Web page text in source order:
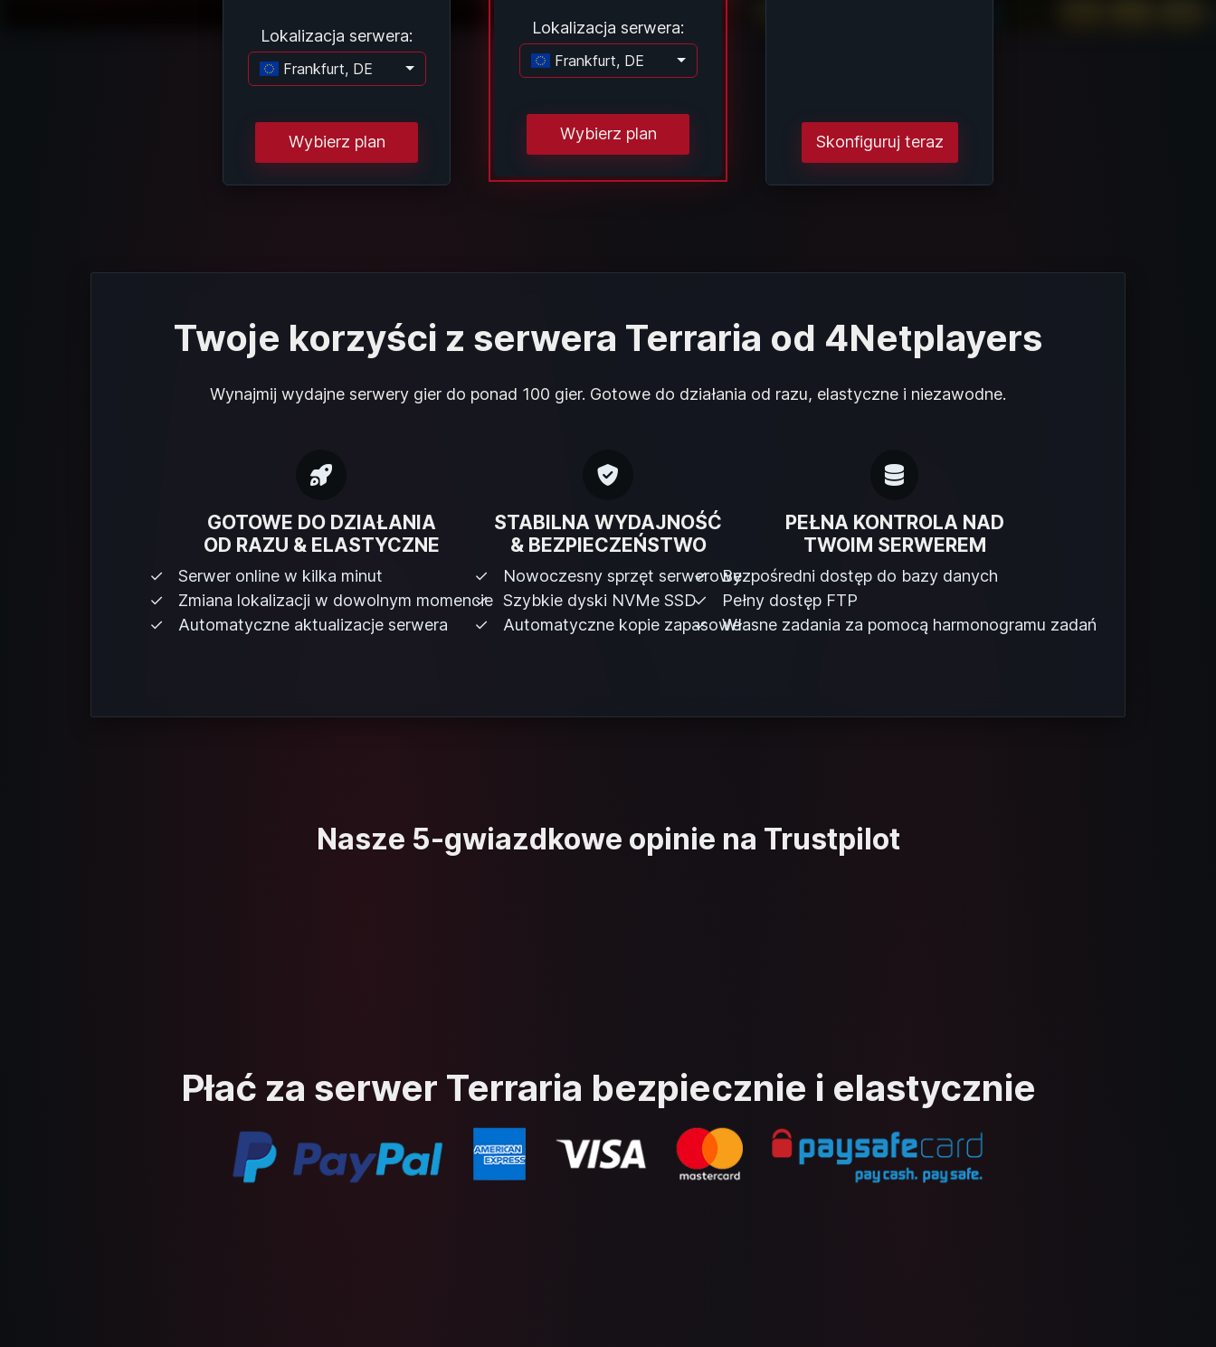
Lokalizacja serwera:
Frankfurt, DE
Ładowanie...
Wybierz plan
Lokalizacja serwera:
Frankfurt, DE
Ładowanie...
Wybierz plan Skonfiguruj teraz
Twoje korzyści z serwera Terraria od 4Netplayers
Wynajmij wydajne serwery gier do ponad 100 gier. Gotowe do działania od razu, elastyczne i niezawodne.
GOTOWE DO DZIAŁANIA
OD RAZU & ELASTYCZNE
Serwer online w kilka minut
Zmiana lokalizacji w dowolnym momencie
Automatyczne aktualizacje serwera
STABILNA WYDAJNOŚĆ
& BEZPIECZEŃSTWO
Nowoczesny sprzęt serwerowy
Szybkie dyski NVMe SSD
Automatyczne kopie zapasowe
PEŁNA KONTROLA NAD
TWOIM SERWEREM
Bezpośredni dostęp do bazy danych
Pełny dostęp FTP
Własne zadania za pomocą harmonogramu zadań
Nasze 5-gwiazdkowe opinie na Trustpilot
Płać za serwer Terraria bezpiecznie i elastycznie